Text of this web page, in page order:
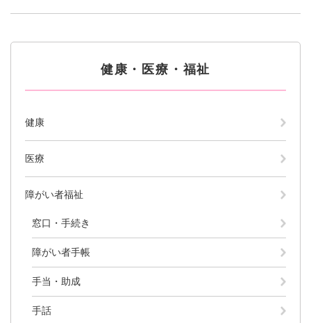
健康・医療・福祉
健康
医療
障がい者福祉
窓口・手続き
障がい者手帳
手当・助成
手話